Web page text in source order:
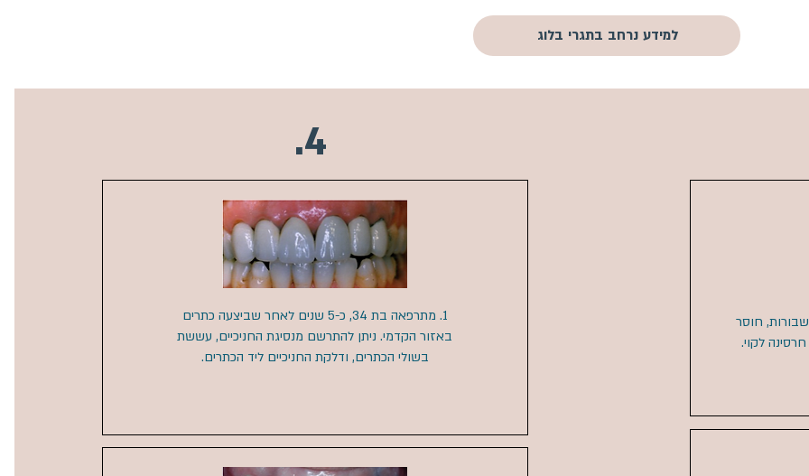
למידע נרחב בתגרי בלוג
4.
1. מתרפאה בת 34, כ-5 שנים לאחר שביצעה כתרים
באזור הקדמי. ניתן להתרשם מנסיגת החניכיים, עששת
בשולי הכתרים, ודלקת החניכיים ליד הכתרים.​
שבורות, חוסר
לקוי.​